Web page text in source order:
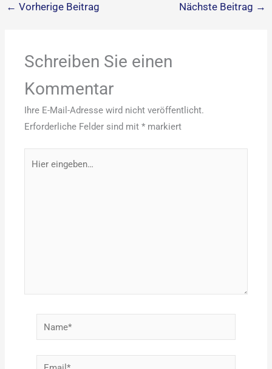
← Vorherige Beitrag Nächste Beitrag →
Schreiben Sie einen
Kommentar
Ihre E-Mail-Adresse wird nicht veröffentlicht.
Erforderliche Felder sind mit* markiert
eingeben…
Name*
Email*